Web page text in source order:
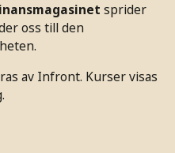
sprider
oss till den
av Infront. Kurser visas